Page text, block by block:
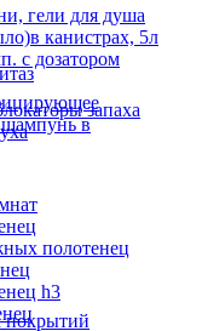
гели для душа
канистрах, 5л
с дозатором
в
запаха
полотенец
h3
покрытий